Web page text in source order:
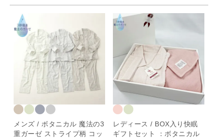
メンズ / ボタニカル 魔法の3
重ガーゼ ストライプ柄 コッ
レディース / BOX入り快眠
ギフトセット ：ボタニカル